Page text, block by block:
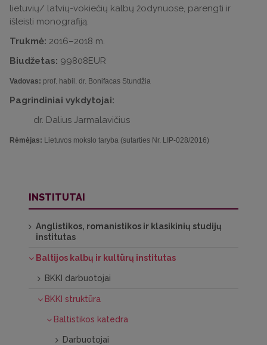
lietuvių/ latvių-vokiečių kalbų žodynuose, parengti ir
išleisti monografiją.
Trukmė: 2016–2018 m.
Biudžetas: 99808EUR
Vadovas: prof. habil. dr. Bonifacas Stundžia
Pagrindiniai vykdytojai:
dr. Dalius Jarmalavičius
Rėmėjas: Lietuvos mokslo taryba (sutarties Nr. LIP-028/2016)
INSTITUTAI
Anglistikos, romanistikos ir klasikinių studijų
institutas
Baltijos kalbų ir kultūrų institutas
BKKI darbuotojai
BKKI struktūra
Baltistikos katedra
Darbuotojai